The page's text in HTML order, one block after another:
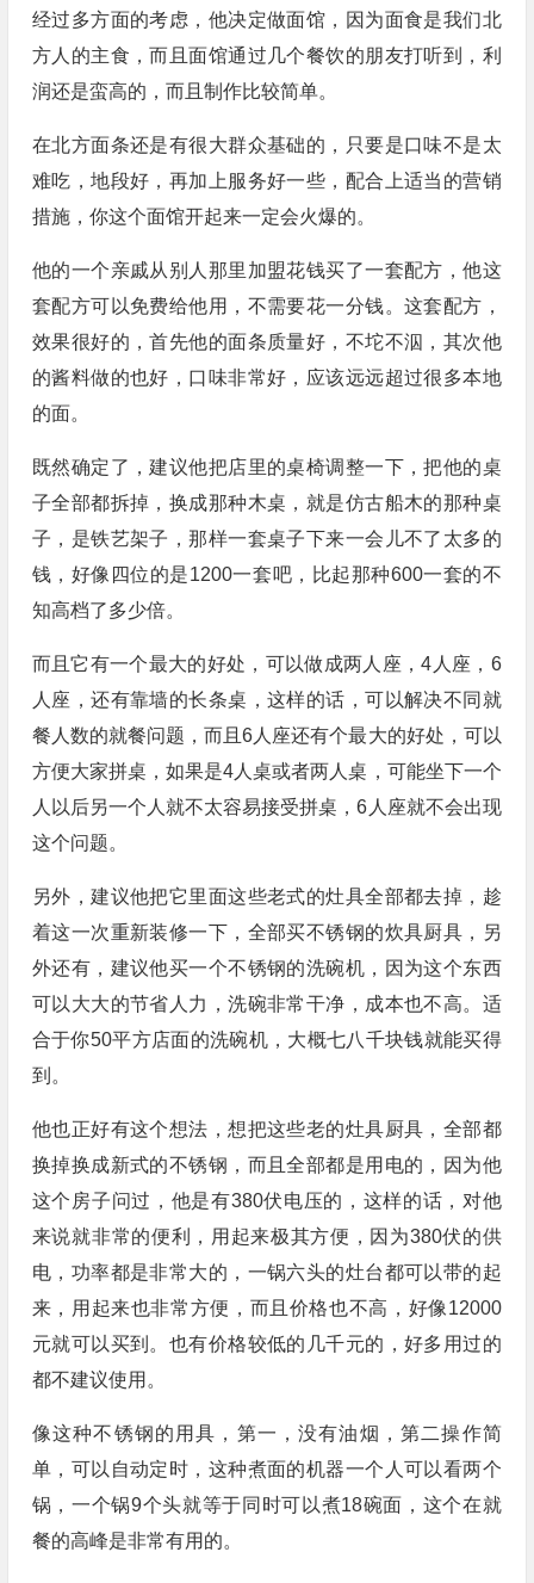
经过多方面的考虑，他决定做面馆，因为面食是我们北
方人的主食，而且面馆通过几个餐饮的朋友打听到，利
润还是蛮高的，而且制作比较简单。
在北方面条还是有很大群众基础的，只要是口味不是太
难吃，地段好，再加上服务好一些，配合上适当的营销
措施，你这个面馆开起来一定会火爆的。
他的一个亲戚从别人那里加盟花钱买了一套配方，他这
套配方可以免费给他用，不需要花一分钱。这套配方，
效果很好的，首先他的面条质量好，不坨不泅，其次他
的酱料做的也好，口味非常好，应该远远超过很多本地
的面。
既然确定了，建议他把店里的桌椅调整一下，把他的桌
子全部都拆掉，换成那种木桌，就是仿古船木的那种桌
子，是铁艺架子，那样一套桌子下来一会儿不了太多的
钱，好像四位的是1200一套吧，比起那种600一套的不
知高档了多少倍。
而且它有一个最大的好处，可以做成两人座，4人座，6
人座，还有靠墙的长条桌，这样的话，可以解决不同就
餐人数的就餐问题，而且6人座还有个最大的好处，可以
方便大家拼桌，如果是4人桌或者两人桌，可能坐下一个
人以后另一个人就不太容易接受拼桌，6人座就不会出现
这个问题。
另外，建议他把它里面这些老式的灶具全部都去掉，趁
着这一次重新装修一下，全部买不锈钢的炊具厨具，另
外还有，建议他买一个不锈钢的洗碗机，因为这个东西
可以大大的节省人力，洗碗非常干净，成本也不高。适
合于你50平方店面的洗碗机，大概七八千块钱就能买得
到。
他也正好有这个想法，想把这些老的灶具厨具，全部都
换掉换成新式的不锈钢，而且全部都是用电的，因为他
这个房子问过，他是有380伏电压的，这样的话，对他
来说就非常的便利，用起来极其方便，因为380伏的供
电，功率都是非常大的，一锅六头的灶台都可以带的起
来，用起来也非常方便，而且价格也不高，好像12000
元就可以买到。也有价格较低的几千元的，好多用过的
都不建议使用。
像这种不锈钢的用具，第一，没有油烟，第二操作简
单，可以自动定时，这种煮面的机器一个人可以看两个
锅，一个锅9个头就等于同时可以煮18碗面，这个在就
餐的高峰是非常有用的。